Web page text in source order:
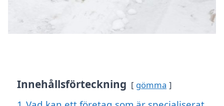
Innehållsförteckning gömma